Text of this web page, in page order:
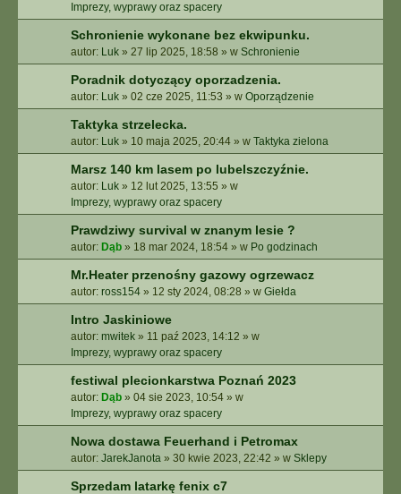
Z
W
Imprezy, wyprawy oraz spacery
Schronienie wykonane bez ekwipunku.
autor: Luk » 27 lip 2025, 18:58 » w Schronienie
Poradnik dotyczący oporzadzenia.
autor: Luk » 02 cze 2025, 11:53 » w Oporządzenie
Taktyka strzelecka.
autor: Luk » 10 maja 2025, 20:44 » w Taktyka zielona
Marsz 140 km lasem po lubelszczyźnie.
autor: Luk » 12 lut 2025, 13:55 » w
Imprezy, wyprawy oraz spacery
Prawdziwy survival w znanym lesie ?
autor: Dąb » 18 mar 2024, 18:54 » w Po godzinach
Mr.Heater przenośny gazowy ogrzewacz
autor: ross154 » 12 sty 2024, 08:28 » w Giełda
Intro Jaskiniowe
autor: mwitek » 11 paź 2023, 14:12 » w
Imprezy, wyprawy oraz spacery
festiwal plecionkarstwa Poznań 2023
autor: Dąb » 04 sie 2023, 10:54 » w
Imprezy, wyprawy oraz spacery
Nowa dostawa Feuerhand i Petromax
autor: JarekJanota » 30 kwie 2023, 22:42 » w Sklepy
Sprzedam latarkę fenix c7